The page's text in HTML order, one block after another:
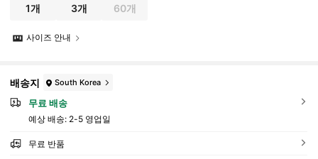
1개 3개 60개
사이즈 안내
배송지 South Korea
무료 배송
예상 배송: 2-5 영업일
무료 반품